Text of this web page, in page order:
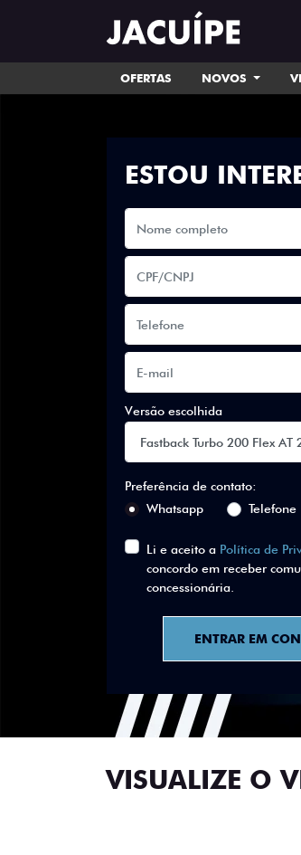
OFERTAS NOVOS
ESTOU
Versão escolhida
Preferência de contato:
Whatsapp
Telefone
Li e aceito a Política de
concordo em receber
concessionária.
ENTRAR EM
VISUALIZE O